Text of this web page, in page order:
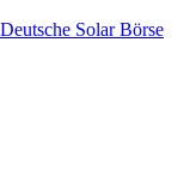
Deutsche Solar Börse